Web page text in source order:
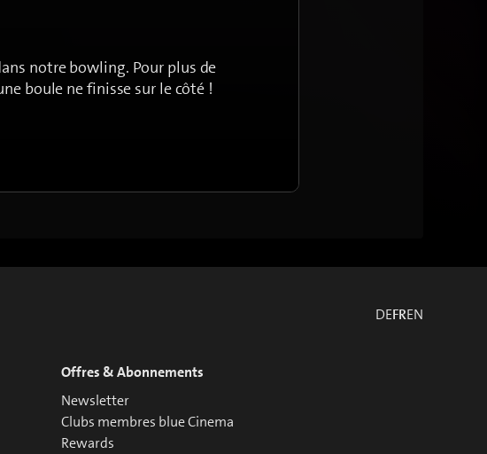
notre bowling. Pour plus de
boule ne finisse sur le côté !
DEFREN
Offres & Abonnements
Newsletter
Clubs membres blue Cinema
Rewards